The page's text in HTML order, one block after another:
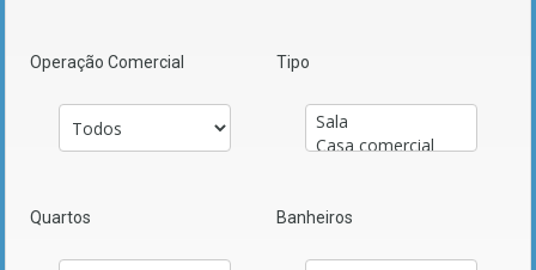
Operação Comercial Tipo
Quartos Banheiros